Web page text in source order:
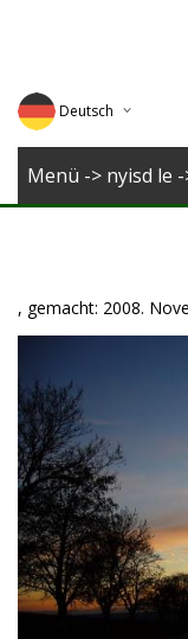
Deutsch
English
Menü -> nyisd le
, gemacht: 2008.